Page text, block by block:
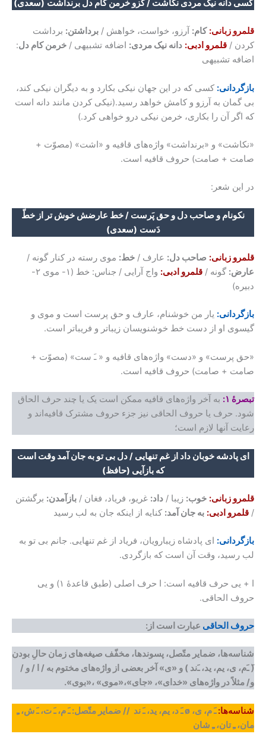
کسی دانه نیک مردی نکاشت / کزو خرمن کام دل برنداشت (سعدی)
قلمرو زبانی: کام: آرزو، خواست، خواهش / برداشتن: برداشت
کردن / قلمرو ادبی: دانه نیک مردی: اضافه تشبیهی / خرمن کام دل:
اضافه تشبیهی
بازگردانی: کسی که در این جهان نیکی بکارد و به دیگران نیکی کند،
بی گمان به آرزو و کامش خواهد رسید.(نیکی کردن مانند دانه است
که اگر آن را بکاری، خرمن نیکی درو خواهی کرد.)
«نکاشت» و «برنداشت» واژه‌های قافیه و «اشت» (مصوّت +
صامت + صامت) حروف قافیه است.
در این شعر:
نکونام و صاحب دل و حق پَرست / خط عارضش خوش تر از خطّ
دَست (سعدی)
قلمرو زبانی: صاحب دل: عارف / خط: موی رسته در کنار گونه /
عارض: گونه / قلمرو ادبی:
واج آرایی / جناس: خط (۱- موی ۲-
دبیره)
بازگردانی: یار من خوشنام، عارف و حق پرست است و موی و
گیسوی او از دست خط خوشنویسان زیباتر و فریباتر است.
«حق پرست» و «دست» واژه‌های قافیه و « ﹷ ست» (مصوّت +
صامت + صامت) حروف قافیه است.
تبصرۀ ۱:
به آخر واژه‌های قافیه ممکن است یک یا چند حرف الحاق
شود. حرف یا حروف الحاقی نیز جزء حروف مشترک قافیه‌اند و
رعایت آنها لازم است؛
ای پادشه خوبان داد از غم تنهایی / دل بی تو به جان آمد وقت است
که باز آیی (حافظ)
قلمرو زبانی: خوب: زیبا / داد: غریو، فریاد، فغان / بازآمدن: برگشتن
/ قلمرو ادبی: به جان آمد: کنایه از اینکه جان به لب رسید
بازگردانی: ای پادشاه زیبارویان، فریاد از غم تنهایی. جانم بی تو به
لب رسید، وقت آن است که بازگردی.
ا + یی حرف قافیه است: ا حرف اصلی (طبق قاعدۀ ۱) و یی
حروف الحاقی.
حروف الحاقی عبارت است از:
شناسه‌ها، ضمایر متّصل، پسوندها، مخفّف صیغه‌های زمان حالِ بودن
(َﹷم، ی، یم، ید،ﹷند ) و «ی» آخر بعضی از واژه‌های مختوم به / ا / و /
و/ مثلاً در واژه‌های «خدای»، «جای»،«موی» ،«بوی».
شناسه‌ها:
ﹷ م، ی، ø ﹷ د، یم، ید، ﹷ ند // ضمایر متّصل: ﹷ م، ﹷ ت، ﹷ ش، ﹻ
مان، ﹻ تان، ﹻ شان